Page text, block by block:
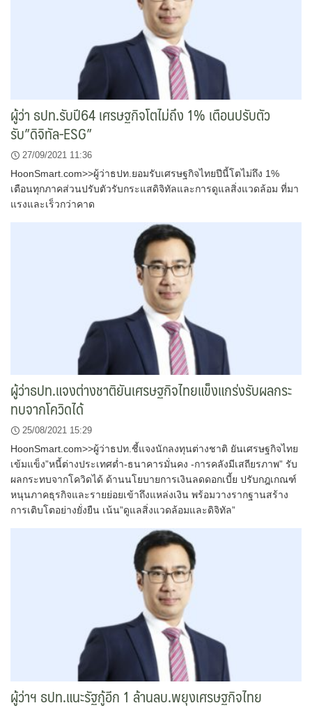
ผู้ว่า ธปท.รับปี64 เศรษฐกิจโตไม่ถึง 1% เตือนปรับตัว
รับ”ดิจิทัล-ESG”
27/09/2021 11:36
HoonSmart.com>>ผู้ว่าธปท.ยอมรับเศรษฐกิจไทยปีนี้โตไม่ถึง 1%
เตือนทุกภาคส่วนปรับตัวรับกระแสดิจิทัลและการดูแลสิ่งแวดล้อม ที่มา
แรงและเร็วกว่าคาด
ผู้ว่าธปท.แจงต่างชาติยันเศรษฐกิจไทยแข็งแกร่งรับผลกระ
ทบจากโควิดได้
25/08/2021 15:29
HoonSmart.com>>ผู้ว่าธปท.ชี้แจงนักลงทุนต่างชาติ ยันเศรษฐกิจไทย
เข้มแข็ง”หนี้ต่างประเทศต่ำ-ธนาคารมั่นคง -การคลังมีเสถียรภาพ” รับ
ผลกระทบจากโควิดได้ ด้านนโยบายการเงินลดดอกเบี้ย ปรับกฎเกณฑ์
หนุนภาคธุรกิจและรายย่อยเข้าถึงแหล่งเงิน พร้อมวางรากฐานสร้าง
การเติบโตอย่างยั่งยืน เน้น”ดูแลสิ่งแวดล้อมและดิจิทัล”
ผู้ว่าฯ ธปท.แนะรัฐกู้อีก 1 ล้านลบ.พยุงเศรษฐกิจไทย